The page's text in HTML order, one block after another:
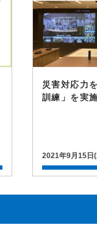
災害対応力
訓練」を実
2021年9月15日